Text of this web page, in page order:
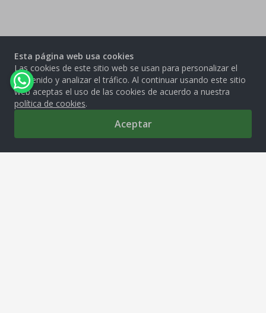
Esta página web usa cookies
Las cookies de este sitio web se usan para personalizar el
contenido y analizar el tráfico. Al continuar usando este sitio
web aceptas el uso de las cookies de acuerdo a nuestra
política de cookies.
Aceptar